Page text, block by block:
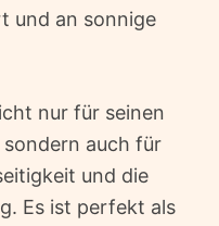
und an sonnige
nur für seinen
auch für
und die
Es ist perfekt als